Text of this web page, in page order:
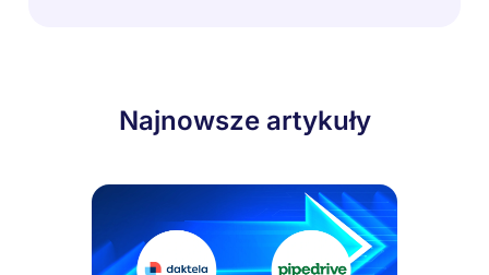
Najnowsze artykuły